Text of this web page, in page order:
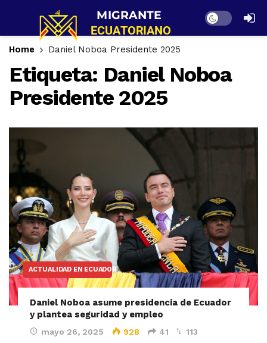
Dark mode
Home Daniel Noboa Presidente 2025
Etiqueta: Daniel Noboa
Presidente 2025
ACTUALIDAD EN ECUADOR
Daniel Noboa asume presidencia de Ecuador
y plantea seguridad y empleo
mayo 26, 2025 928 41 113